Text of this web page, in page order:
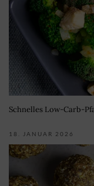
Schnelles Low-Carb-
18. JANUAR 2026